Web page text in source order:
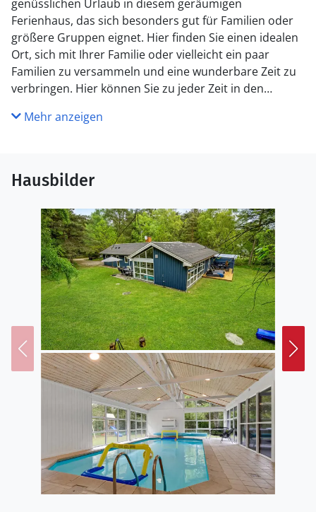
genüsslichen Urlaub in diesem geräumigen
Ferienhaus, das sich besonders gut für Familien oder
größere Gruppen eignet. Hier finden Sie einen idealen
Ort, sich mit Ihrer Familie oder vielleicht ein paar
Familien zu versammeln und eine wunderbare Zeit zu
verbringen. Hier können Sie zu jeder Zeit in den
entspannen. Oder wenn Sie in der kühleren Jahreszeit
gehen.
Abends können Sie schön in der gut ausgestatteten
Küche kochen und gemeinsam am großen Tisch essen.
Frühstücken Sie bei sonnigem Wetter auf der Terrasse
oder entspannen Sie sich auf den Liegestühlen. Die
Kleinen werden auch Platz zum Spielen vorfinden, da
es draußen ein großes Grundstück mit Schaukel und
Sandkasten gibt.
Nur 400 Meter trennen Sie vom schönen Sandstrand.
gehen Sie hier jeden Morgen schwimmen oder erleben
Sie während eines abendlichen Spazierganges am
Meer einen wunderbaren Sonnenuntergang. Zu den
nächsten Einkaufsmöglichkeiten sind es 5,5 km.
Mehr anzeigen
Hausbilder